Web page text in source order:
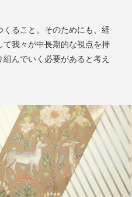
ること。そのためにも、経
我々が中長期的な視点を持
んでいく必要があると考え